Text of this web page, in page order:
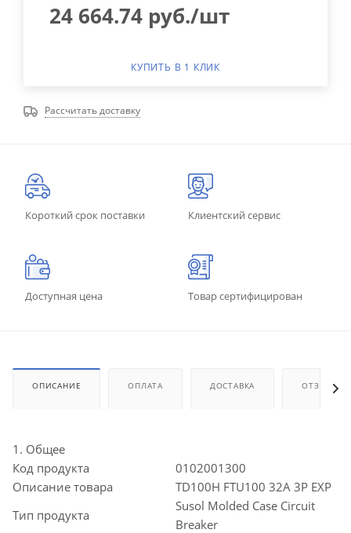
24 664.74 руб./шт
КУПИТЬ В 1 КЛИК
Рассчитать доставку
Короткий срок поставки Клиентский сервис
Доступная цена Товар сертифицирован
ОПИСАНИЕ ОПЛАТА ДОСТАВКА ОТЗЫВЫ
1. Общее
Код продукта
0102001300
Описание товара
TD100H FTU100 32A 3P EXP
Тип продукта
Susol Molded Case Circuit
Breaker